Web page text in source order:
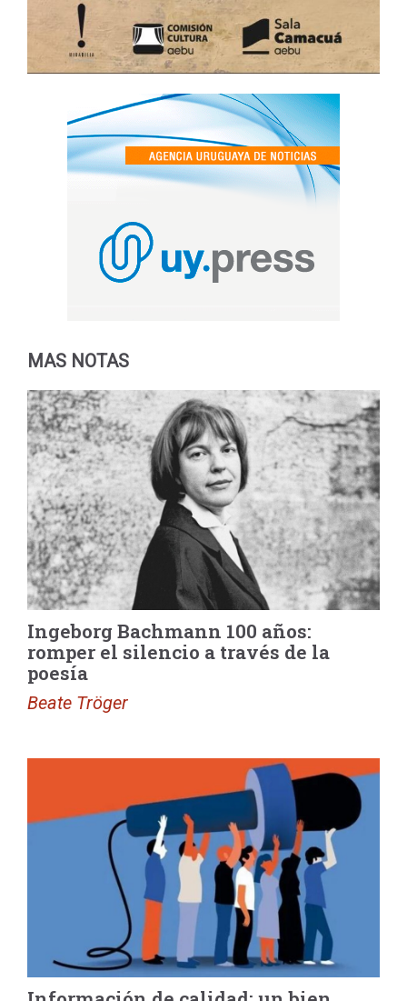
MAS NOTAS
Ingeborg Bachmann 100 años:
romper el silencio a través de la
poesía
Beate Tröger